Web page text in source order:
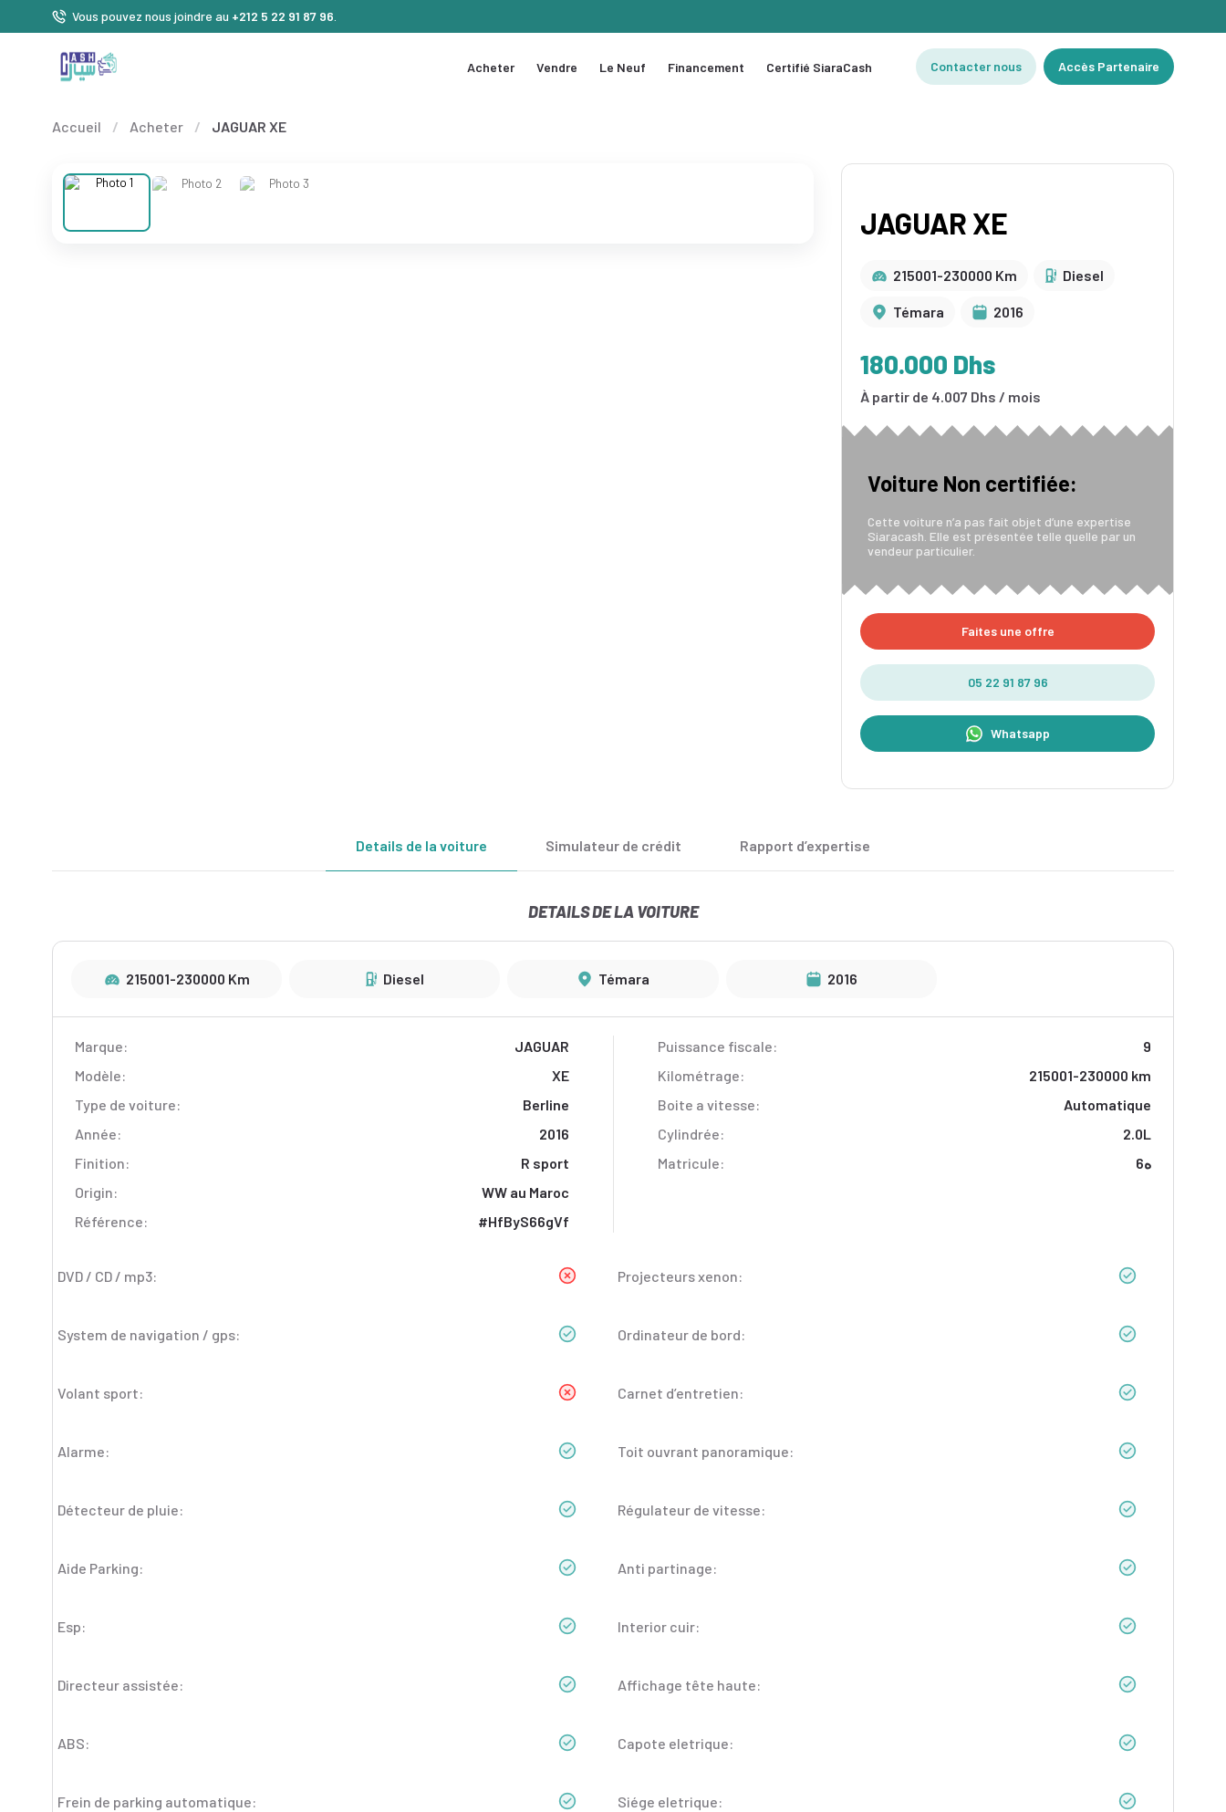
Vous pouvez nous joindre au +212 5 22 91 87 96
Acheter Vendre Le Neuf Financement Certifié SiaraCash Contacter nous Accès Partenaire
Accueil / Acheter / JAGUAR XE
JAGUAR XE
215001-230000 Km Diesel
Témara 2016
180.000 Dhs
À partir de 4.007 Dhs / mois
Voiture Non certifiée:
Cette voiture n’a pas fait objet d’une expertise
Siaracash. Elle est présentée telle quelle par un
vendeur particulier.
Faites une offre
05 22 91 87 96
Whatsapp
Details de la voiture Simulateur de crédit Rapport d’expertise
DETAILS DE LA VOITURE
215001-230000 Km Diesel Témara 2016
Marque:
JAGUAR
Modèle:
XE
Type de voiture:
Berline
Année:
2016
Finition:
R sport
Origin:
WW au Maroc
Référence:
#HfByS66gVf
Puissance fiscale:
9
Kilométrage:
215001-230000 km
Boite a vitesse:
Automatique
Cylindrée:
2.0L
Matricule:
ه6
DVD / CD / mp3:
System de navigation / gps:
Volant sport:
Alarme:
Détecteur de pluie:
Aide Parking:
Esp:
Directeur assistée:
ABS:
Frein de parking automatique:
Projecteurs xenon:
Ordinateur de bord:
Carnet d’entretien:
Toit ouvrant panoramique:
Régulateur de vitesse:
Anti partinage:
Interior cuir:
Affichage tête haute:
Capote eletrique:
Siége eletrique: